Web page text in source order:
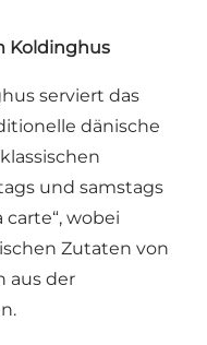
Koldinghus
serviert das
dänische
und samstags
carte“, wobei
Zutaten von
aus der